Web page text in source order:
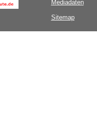
Mediadaten
Sitemap